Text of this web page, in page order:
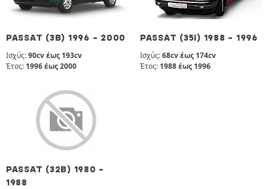
PASSAT (3B) 1996 - 2000
Ισχύς:90cv έως 193cv
Έτος: 1996 έως 2000
PASSAT (35I) 1988 - 1996
Ισχύς:68cv έως 174cv
Έτος: 1988 έως 1996
PASSAT (32B) 1980 -
1988